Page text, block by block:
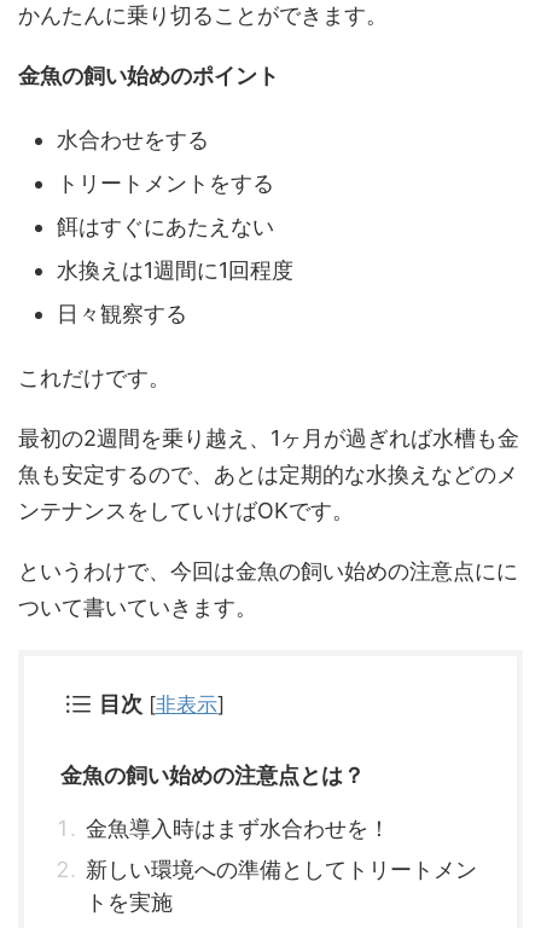
かんたんに乗り切ることができます。
金魚の飼い始めのポイント
水合わせをする
トリートメントをする
餌はすぐにあたえない
水換えは1週間に1回程度
日々観察する
これだけです。
最初の2週間を乗り越え、1ヶ月が過ぎれば水槽も金
魚も安定するので、あとは定期的な水換えなどのメ
ンテナンスをしていけばOKです。
というわけで、今回は金魚の飼い始めの注意点にに
ついて書いていきます。
目次 [非表示]
金魚の飼い始めの注意点とは？
金魚導入時はまず水合わせを！
新しい環境への準備としてトリートメン
トを実施